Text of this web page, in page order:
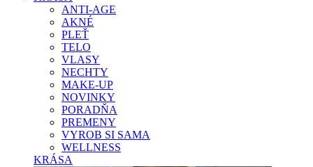
ANTI-AGE
AKNÉ
PLEŤ
TELO
VLASY
NECHTY
MAKE-UP
NOVINKY
PORADŇA
PREMENY
VYROB SI SAMA
WELLNESS
KRÁSA